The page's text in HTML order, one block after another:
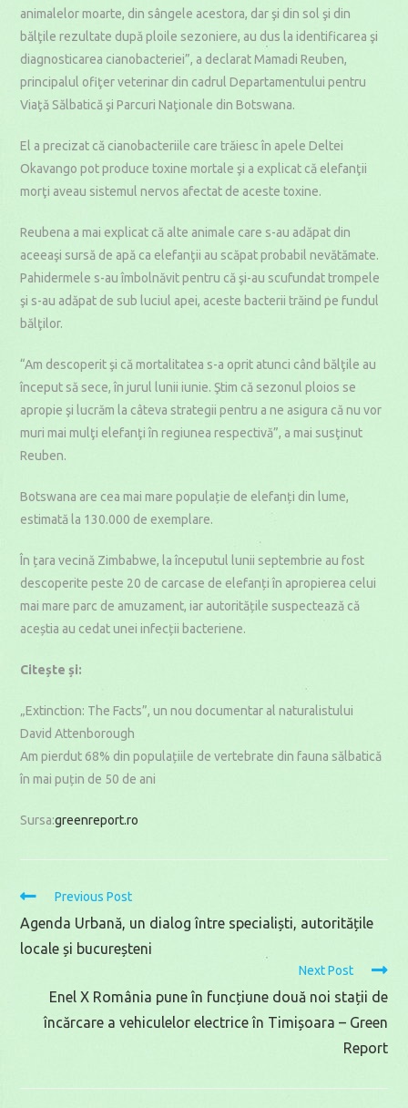
animalelor moarte, din sângele acestora, dar şi din sol şi din
bălţile rezultate după ploile sezoniere, au dus la identificarea şi
diagnosticarea cianobacteriei”, a declarat Mamadi Reuben,
principalul ofiţer veterinar din cadrul Departamentului pentru
Viaţă Sălbatică şi Parcuri Naţionale din Botswana.
El a precizat că cianobacteriile care trăiesc în apele Deltei
Okavango pot produce toxine mortale şi a explicat că elefanţii
morţi aveau sistemul nervos afectat de aceste toxine.
Reubena a mai explicat că alte animale care s-au adăpat din
aceeaşi sursă de apă ca elefanţii au scăpat probabil nevătămate.
Pahidermele s-au îmbolnăvit pentru că şi-au scufundat trompele
şi s-au adăpat de sub luciul apei, aceste bacterii trăind pe fundul
bălţilor.
“Am descoperit şi că mortalitatea s-a oprit atunci când bălţile au
început să sece, în jurul lunii iunie. Ştim că sezonul ploios se
apropie şi lucrăm la câteva strategii pentru a ne asigura că nu vor
muri mai mulţi elefanţi în regiunea respectivă”, a mai susţinut
Reuben.
Botswana are cea mai mare populație de elefanți din lume,
estimată la 130.000 de exemplare.
În țara vecină Zimbabwe, la începutul lunii septembrie au fost
descoperite peste 20 de carcase de elefanți în apropierea celui
mai mare parc de amuzament, iar autoritățile suspectează că
aceștia au cedat unei infecții bacteriene.
Citește și:
„Extinction: The Facts”, un nou documentar al naturalistului
David Attenborough
Am pierdut 68% din populațiile de vertebrate din fauna sălbatică
în mai puțin de 50 de ani
Sursa:greenreport.ro
Read
more
articles
Previous Post
Agenda Urbană, un dialog între specialiști, autoritățile
locale și bucureșteni
Next Post
Enel X România pune în funcțiune două noi stații de
încărcare a vehiculelor electrice în Timișoara – Green
Report